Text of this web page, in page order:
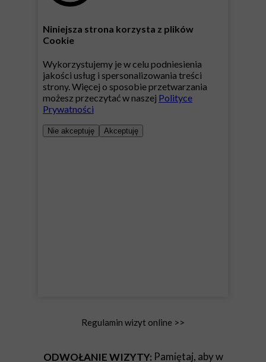
Regulamin wizyt online >>
ODWOŁANIE WIZYTY: Pamiętaj, aby w